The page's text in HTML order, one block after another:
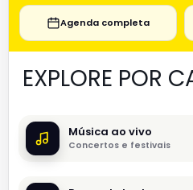
Agenda completa
EXPLORE POR
Música ao vivo
Concertos e festivais